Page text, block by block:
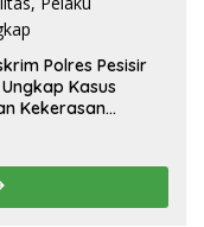
Polres Pesisir
Kasus
Kekerasan
Ditangkap